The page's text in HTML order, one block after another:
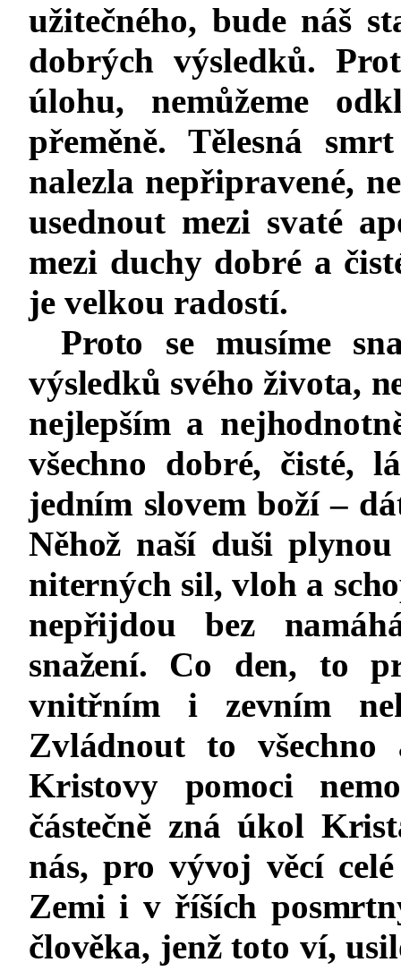
užitečného, bude náš
dobrých výsledků.
úlohu, nemůžeme
přeměně. Tělesná
nalezla nepřipravené,
usednout mezi svaté
mezi duchy dobré a
je velkou radostí.
Proto se musíme
výsledků svého života,
nejlepším a
všechno dobré, čisté,
jedním slovem boží –
Něhož naší duši
niterných sil, vloh a
nepřijdou bez
snažení. Co den, to
vnitřním i zevním
Zvládnout to
Kristovy pomoci
částečně zná úkol
nás, pro vývoj věcí
Zemi i v říších
člověka, jenž toto ví,